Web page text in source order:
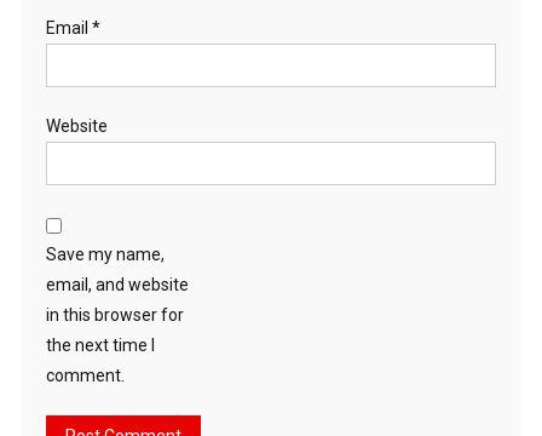
Email *
Website
Save my name,
email, and website
in this browser for
the next time I
comment.